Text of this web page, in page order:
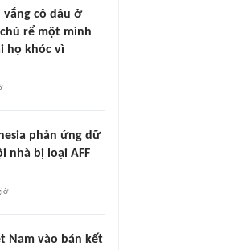
cô dâu ở
chú rể một mình
họ khóc vì
phản ứng dữ
nhà bị loại AFF
Nam vào bán kết